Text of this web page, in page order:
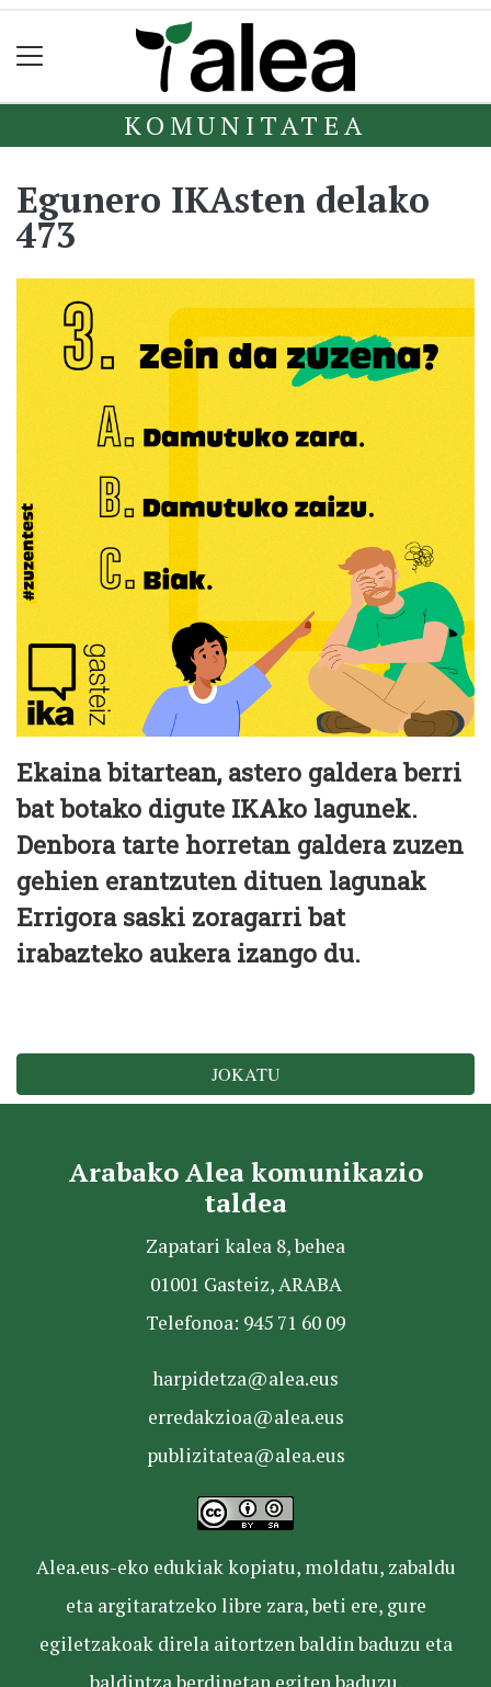
KOMUNITATEA
Egunero IKAsten delako
473
Ekaina bitartean, astero galdera berri
bat botako digute IKAko lagunek.
Denbora tarte horretan galdera zuzen
gehien erantzuten dituen lagunak
Errigora saski zoragarri bat
irabazteko aukera izango du.
JOKATU
Arabako Alea komunikazio
taldea
Zapatari kalea 8, behea
01001 Gasteiz, ARABA
Telefonoa: 945 71 60 09
harpidetza@alea.eus
erredakzioa@alea.eus
publizitatea@alea.eus
Alea.eus-eko edukiak kopiatu, moldatu, zabaldu
eta argitaratzeko libre zara, beti ere, gure
egiletzakoak direla aitortzen baldin baduzu eta